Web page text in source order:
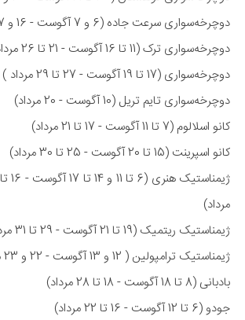
دوچرخه‌سواری سرعت جاده (6 و 7 آگوست - 16 و 17 مرداد)
دوچرخه‌سواری ترک (11 تا 16 آگوست - 21 تا 26 مرداد)
دوچرخه‌سواری (17 تا 19 آگوست - 27 تا 29 مرداد ) BMX
دوچرخه‌سواری تایم تریل (10 آگوست - 20 مرداد)
کانو اسلالوم (7 تا 11 آگوست - 17 تا 21 مرداد)
کانو اسپرینت (15 تا 20 آگوست - 25 تا 30 مرداد)
مرداد)
ژیمناستیک ریتمیک (19 تا 21 آگوست - 29 تا 31 مرداد)
ژیمناستیک ترامپولین ( 12 و 13 آگوست - 22 و 23 مرداد)
بادبانی (8 تا 18 آگوست - 18 تا 28 مرداد)
جودو (6 تا 12 آگوست - 16 تا 22 مرداد)